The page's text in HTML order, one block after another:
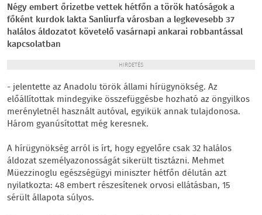
Négy embert őrizetbe vettek hétfőn a török hatóságok a
főként kurdok lakta Sanliurfa városban a legkevesebb 37
halálos áldozatot követelő vasárnapi ankarai robbantással
kapcsolatban
HIRDETÉS
- jelentette az Anadolu török állami hírügynökség. Az
előállítottak mindegyike összefüggésbe hozható az öngyilkos
merényletnél használt autóval, egyikük annak tulajdonosa.
Három gyanúsítottat még keresnek.
A hírügynökség arról is írt, hogy egyelőre csak 32 halálos
áldozat személyazonosságát sikerült tisztázni. Mehmet
Müezzinoglu egészségügyi miniszter hétfőn délután azt
nyilatkozta: 48 embert részesítenek orvosi ellátásban, 15
sérült állapota súlyos.